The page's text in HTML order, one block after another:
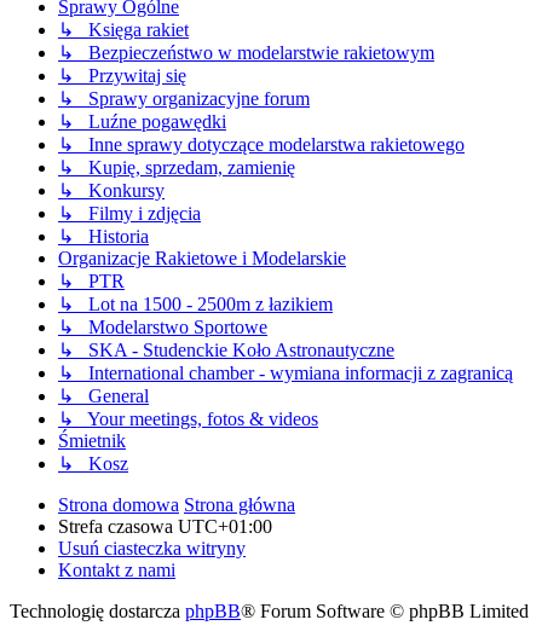
Sprawy Ogólne
↳ Księga rakiet
↳ Bezpieczeństwo w modelarstwie rakietowym
↳ Przywitaj się
↳ Sprawy organizacyjne forum
↳ Luźne pogawędki
↳ Inne sprawy dotyczące modelarstwa rakietowego
↳ Kupię, sprzedam, zamienię
↳ Konkursy
↳ Filmy i zdjęcia
↳ Historia
Organizacje Rakietowe i Modelarskie
↳ PTR
↳ Lot na 1500 - 2500m z łazikiem
↳ Modelarstwo Sportowe
↳ SKA - Studenckie Koło Astronautyczne
↳ International chamber - wymiana informacji z zagranicą
↳ General
↳ Your meetings, fotos & videos
Śmietnik
↳ Kosz
Strona domowa Strona główna
Strefa czasowa UTC+01:00
Usuń ciasteczka witryny
Kontakt z nami
Technologię dostarcza phpBB® Forum Software © phpBB Limited